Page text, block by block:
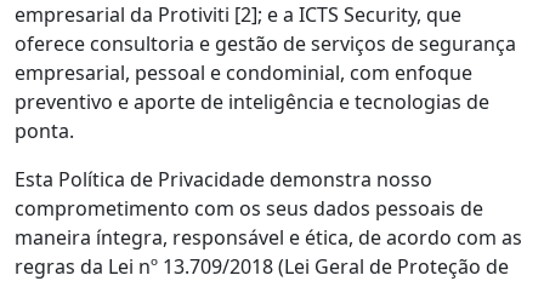
empresarial da Protiviti [2]; e a ICTS Security, que
oferece consultoria e gestão de serviços de segurança
empresarial, pessoal e condominial, com enfoque
preventivo e aporte de inteligência e tecnologias de
ponta.
Esta Política de Privacidade demonstra nosso
comprometimento com os seus dados pessoais de
maneira íntegra, responsável e ética, de acordo com as
regras da Lei nº 13.709/2018 (Lei Geral de Proteção de